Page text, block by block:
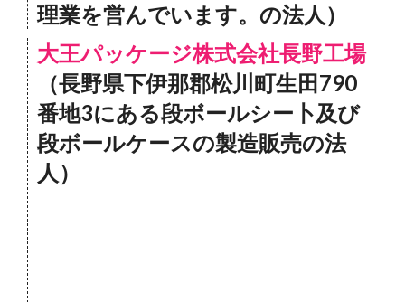
理業を営んでいます。の法人）
大王パッケージ株式会社長野工場
（長野県下伊那郡松川町生田790
番地3にある段ボールシー卜及び
段ボールケースの製造販売の法
人）